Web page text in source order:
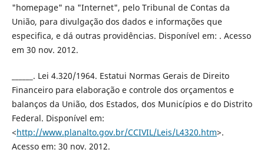
"homepage" na "Internet", pelo Tribunal de Contas da
União, para divulgação dos dados e informações que
especifica, e dá outras providências. Disponível em: . Acesso
em 30 nov. 2012.
______. Lei 4.320/1964. Estatui Normas Gerais de Direito
Financeiro para elaboração e controle dos orçamentos e
balanços da União, dos Estados, dos Municípios e do Distrito
Federal. Disponível em:
<http://www.planalto.gov.br/CCIVIL/Leis/L4320.htm>.
Acesso em: 30 nov. 2012.